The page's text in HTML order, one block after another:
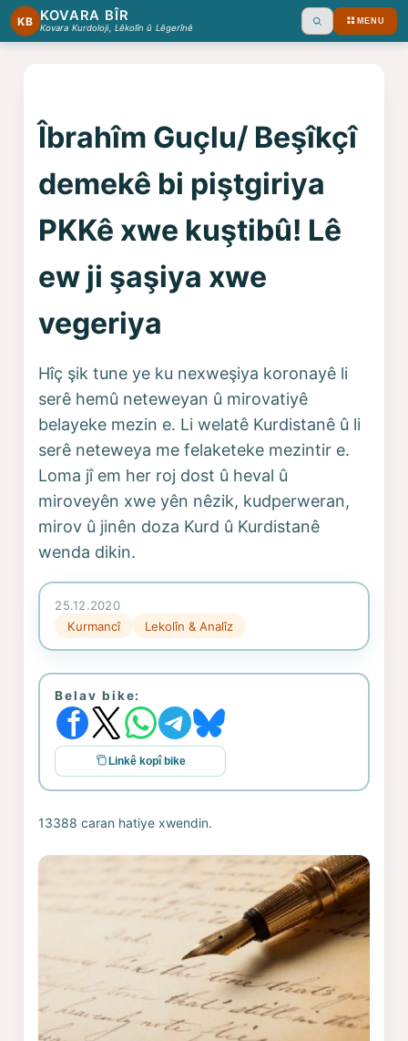
KB KOVARA BÎR
Kovara Kurdoloji, Lêkolîn û Lêgerînê Ara MENU
Îbrahîm Guçlu/ Beşîkçî
demekê bi piştgiriya
PKKê xwe kuştibû! Lê
ew ji şaşiya xwe
vegeriya
Hîç şik tune ye ku nexweşiya koronayê li
serê hemû neteweyan û mirovatiyê
belayeke mezin e. Li welatê Kurdistanê û li
serê neteweya me felaketeke mezintir e.
Loma jî em her roj dost û heval û
miroveyên xwe yên nêzik, kudperweran,
mirov û jinên doza Kurd û Kurdistanê
wenda dikin.
25.12.2020
Kurmancî
Lekolîn & Analîz
Belav bike:
Linkê kopî bike
13388 caran hatiye xwendin.